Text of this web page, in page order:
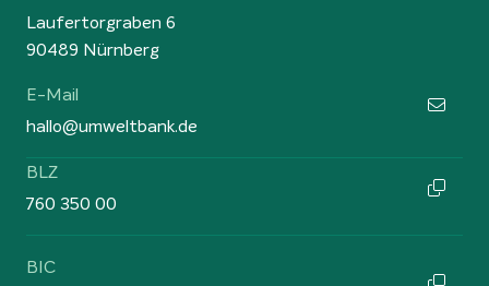
Laufertorgraben 6
90489 Nürnberg
E-Mail
hallo@umweltbank.de
BLZ
760 350 00
BIC